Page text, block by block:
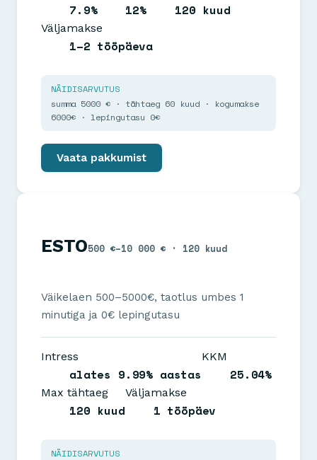
7.9% 12% 120 kuud
Väljamakse
1–2 tööpäeva
NÄIDISARVUTUS
summa 5000 € · tähtaeg 60 kuud · kogumakse
6000€ · lepingutasu 0€
Vaata pakkumist
ESTO500 €–10 000 € · 120 kuud
Väikelaen 500–5000€, taotlus umbes 1
minutiga ja 0€ lepingutasu
Intress
alates 9.99% aastas
KKM
25.04%
Max tähtaeg
120 kuud
Väljamakse
1 tööpäev
NÄIDISARVUTUS